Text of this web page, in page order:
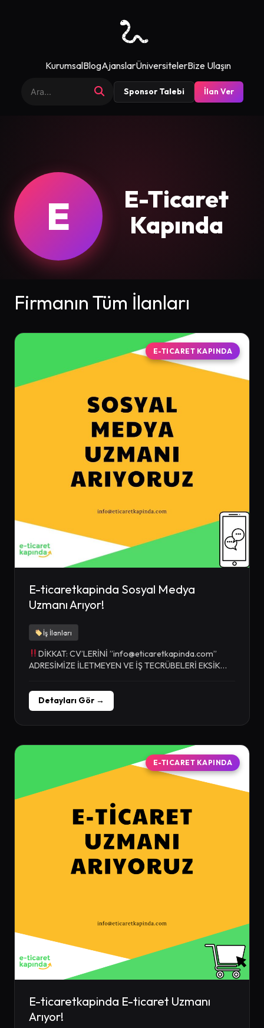
KurumsalBlogAjanslarÜniversitelerBize Ulaşın
Sponsor Talebi İlan Ver
E
E-Ticaret
Kapında
Firmanın Tüm İlanları
E-TICARET KAPINDA
E-ticaretkapinda Sosyal Medya
Uzmanı Arıyor!
İş İlanları
DİKKAT: CV’LERİNİ ”info@eticaretkapinda.com”
ADRESİMİZE İLETMEYEN VE İŞ TECRÜBELERİ EKSİK
ALINMAYACAKTIR. İş...
Detayları Gör →
E-TICARET KAPINDA
E-ticaretkapinda E-ticaret Uzmanı
Arıyor!